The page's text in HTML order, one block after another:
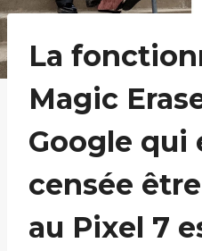
La
Magic
Google qui
censée
au Pixel 7